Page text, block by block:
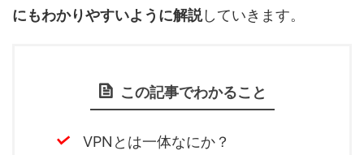
にもわかりやすいように解説していきます。
この記事でわかること
VPNとは一体なにか？